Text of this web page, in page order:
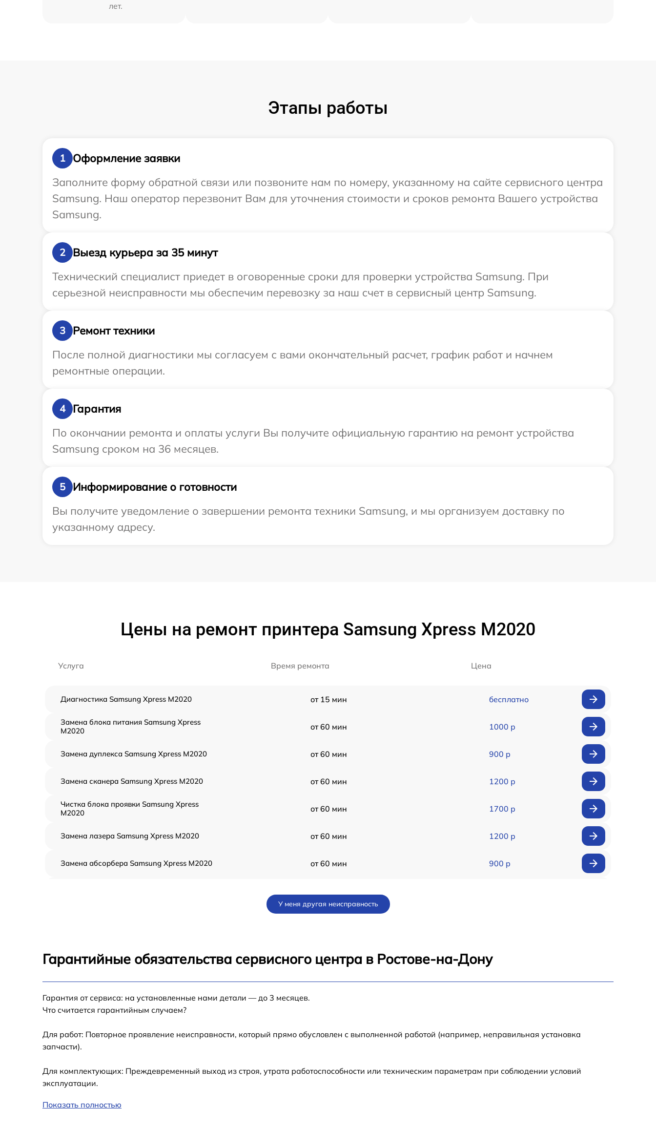
лет.
Этапы работы
1
Оформление заявки
Заполните форму обратной связи или позвоните нам по номеру, указанному на сайте сервисного центра
Samsung. Наш оператор перезвонит Вам для уточнения стоимости и сроков ремонта Вашего устройства
Samsung.
2
Выезд курьера за 35 минут
Технический специалист приедет в оговоренные сроки для проверки устройства Samsung. При
серьезной неисправности мы обеспечим перевозку за наш счет в сервисный центр Samsung.
3
Ремонт техники
После полной диагностики мы согласуем с вами окончательный расчет, график работ и начнем
ремонтные операции.
4
Гарантия
По окончании ремонта и оплаты услуги Вы получите официальную гарантию на ремонт устройства
Samsung сроком на 36 месяцев.
5
Информирование о готовности
Вы получите уведомление о завершении ремонта техники Samsung, и мы организуем доставку по
указанному адресу.
Цены на ремонт принтера Samsung Xpress M2020
Услуга Время ремонта Цена
Диагностика Samsung Xpress M2020 от 15 мин бесплатно
Замена блока питания Samsung Xpress
M2020
от 60 мин 1000 р
Замена дуплекса Samsung Xpress M2020 от 60 мин 900 р
Замена сканера Samsung Xpress M2020 от 60 мин 1200 р
Чистка блока проявки Samsung Xpress
M2020
от 60 мин 1700 р
Замена лазера Samsung Xpress M2020 от 60 мин 1200 р
Замена абсорбера Samsung Xpress M2020 от 60 мин 900 р
Замена печатной головки Samsung Xpress
M2020
Замена вала Samsung Xpress M2020
У меня другая неисправность
Гарантийные обязательства сервисного центра в Ростове-на-Дону
Гарантия от сервиса: на установленные нами детали — до 3 месяцев.
Что считается гарантийным случаем?
Для работ: Повторное проявление неисправности, который прямо обусловлен с выполненной работой (например, неправильная установка
запчасти).
Для комплектующих: Преждевременный выход из строя, утрата работоспособности или техническим параметрам при соблюдении условий
эксплуатации.
Показать полностью